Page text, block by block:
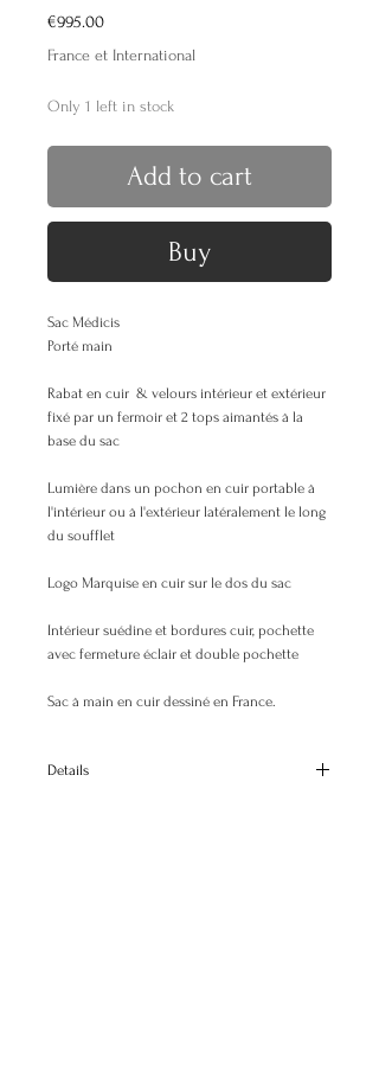
€995.00Price
France et International
Only 1 left in stock
Add to cart
Buy
Sac Médicis
Porté main
Rabat en cuir & velours intérieur et extérieur
fixé par un fermoir et 2 tops aimantés à la
base du sac
Lumière dans un pochon en cuir portable à
l'intérieur ou à l'extérieur latéralement le long
du soufflet
Logo Marquise en cuir sur le dos du sac
Intérieur suédine et bordures cuir, pochette
avec fermeture éclair et double pochette
Sac à main en cuir dessiné en France.
Details